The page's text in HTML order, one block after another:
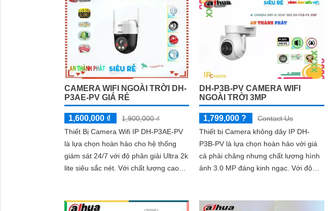
CAMERA WIFI NGOÀI TRỜI DH-
P3AE-PV GIÁ RẺ
1,600,000 ₫
1,900,000 ₫
Thiết Bị Camera Wifi IP DH-P3AE-PV
là lựa chọn hoàn hảo cho hệ thống
giám sát 24/7 với độ phân giải Ultra 2k
lite siêu sắc nét. Với chất lượng cao
DH-P3B-PV CAMERA WIFI
NGOÀI TRỜI 3MP
1,799,000 ?
Contact Us
Thiết bị Camera không dây IP DH-
P3B-PV là lựa chọn hoàn hảo với giá
cả phải chăng nhưng chất lượng hình
ảnh 3.0 MP đáng kinh ngạc. Với độ